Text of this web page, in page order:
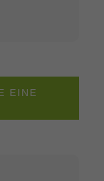
EINE